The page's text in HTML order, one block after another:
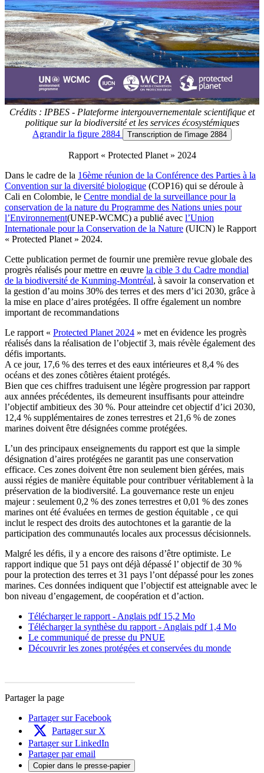
Crédits : IPBES - Plateforme intergouvernementale scientifique et
politique sur la biodiversité et les services écosystémiques
Agrandirla figure 2884 Transcription de l'image 2884
Rapport « Protected Planet » 2024
Dans le cadre de la 16ème réunion de la Conférence des Parties à la
Convention sur la diversité biologique (COP16) qui se déroule à
Cali en Colombie, le Centre mondial de la surveillance pour la
conservation de la nature du Programme des Nations unies pour
l’Environnement(UNEP-WCMC) a publié avec l’Union
Internationale pour la Conservation de la Nature (UICN) le Rapport
« Protected Planet » 2024.
Cette publication permet de fournir une première revue globale des
progrès réalisés pour mettre en œuvre la cible 3 du Cadre mondial
de la biodiversité de Kunming-Montréal, à savoir la conservation et
la gestion d’au moins 30% des terres et des mers d’ici 2030, grâce à
la mise en place d’aires protégées. Il offre également un nombre
important de recommandations
Le rapport « Protected Planet 2024 » met en évidence les progrès
réalisés dans la réalisation de l’objectif 3, mais révèle également des
défis importants.
A ce jour, 17,6 % des terres et des eaux intérieures et 8,4 % des
océans et des zones côtières étaient protégés.
Bien que ces chiffres traduisent une légère progression par rapport
aux années précédentes, ils demeurent insuffisants pour atteindre
l’objectif ambitieux des 30 %. Pour atteindre cet objectif d’ici 2030,
12,4 % supplémentaires de zones terrestres et 21,6 % de zones
marines doivent être désignées comme protégées.
L’un des principaux enseignements du rapport est que la simple
désignation d’aires protégées ne garantit pas une conservation
efficace. Ces zones doivent être non seulement bien gérées, mais
aussi régies de manière équitable pour contribuer véritablement à la
préservation de la biodiversité. La gouvernance reste un enjeu
majeur : seulement 0,2 % des zones terrestres et 0,01 % des zones
marines ont été évaluées en termes de gestion équitable , ce qui
inclut le respect des droits des autochtones et la garantie de la
participation des communautés locales aux processus décisionnels.
Malgré les défis, il y a encore des raisons d’être optimiste. Le
rapport indique que 51 pays ont déjà dépassé l’ objectif de 30 %
pour la protection des terres et 31 pays l’ont dépassé pour les zones
marines. Ces données indiquent que l’objectif est atteignable avec le
bon niveau d’engagement, de coopération et d’action.
Télécharger le rapport - Anglais pdf 15,2 Mo
Télécharger la synthèse du rapport - Anglais pdf 1,4 Mo
Le communiqué de presse du PNUE
Découvrir les zones protégées et conservées du monde
Partager la page
Partager sur Facebook
Partager sur X
Partager sur LinkedIn
Partager par email
Copier dans le presse-papier